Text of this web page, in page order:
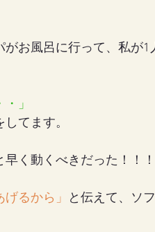
お風呂に行って、私が
」
てます。
く動くべきだった！！！
るから」
と伝えて、ソ